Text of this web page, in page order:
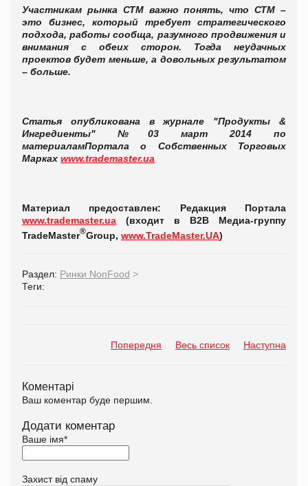
Участникам рынка СТМ важно понять, что СТМ –
это бизнес, который требует стратегического
подхода, работы сообща, разумного продвижения и
внимания с обеих сторон. Тогда неудачных
проектов будет меньше, а довольных результатом
– больше.
Статья опубликована в журнале "Продукты &
Ингредиенты" №03 март 2014 по
материаламПортала о Собственных Торговых
Марках www.trademaster.ua
Материал предоставлен: Редакция Портала
www.trademaster.ua (входит в В2В Медиа-группу
TradeMaster®Group, www.TradeMaster.UA)
Раздел: Ринки NonFood >
Теги:
Попередня Весь список Наступна
Коментарі
Ваш коментар буде першим.
Додати коментар
Ваше імя*
Захист від спаму